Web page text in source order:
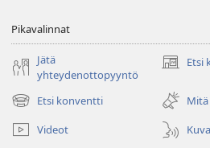
Pikavalinnat
Jätä
yhteydenottopyyntö
Etsi
(avaa
ikkunan)
Etsi konventti
(avaa
uuden
ikkunan)
Videot